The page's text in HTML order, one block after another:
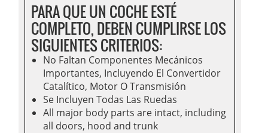
PARA QUE UN COCHE ESTÉ
COMPLETO, DEBEN CUMPLIRSE LOS
SIGUIENTES CRITERIOS:
No Faltan Componentes Mecánicos
Importantes, Incluyendo El Convertidor
Catalítico, Motor O Transmisión
Se Incluyen Todas Las Ruedas
All major body parts are intact, including
all doors, hood and trunk